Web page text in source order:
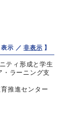
表示 ／非表示 】
ティ形成と学生
・ラーニング支
推進センター